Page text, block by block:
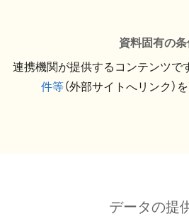
資料固有の
連携機関が提供するコンテンツで
件等（外部サイトへリンク）
データの提